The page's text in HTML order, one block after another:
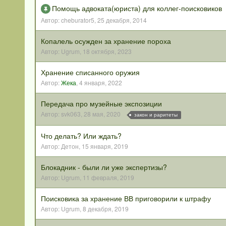
Помощь адвоката(юриста) для коллег-поисковиков
Автор:cheburator5,25 декабря, 2014
Копалель осужден за хранение пороха
Автор: Ugrum, 18 октября, 2023
Хранение списанного оружия
Автор:Жека,4 января, 2022
Передача про музейные экспозиции
Автор: svk063, 28 мая, 2020 закон и раритеты
Что делать? Или ждать?
Автор:Детон, 15 января, 2019
Блокадник - были ли уже экспертизы?
Автор: Ugrum, 11 февраля, 2019
Поисковика за хранение ВВ приговорили к штрафу
Автор: Ugrum,8 декабря, 2019